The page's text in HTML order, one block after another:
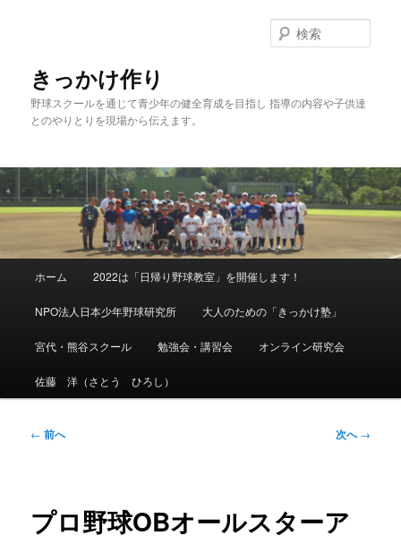
移
動
きっかけ作り
野球スクールを通じて青少年の健全育成を目指し 指導の内容や子供達
とのやりとりを現場から伝えます。
索
ホーム 2022は「日帰り野球教室」を開催します！
NPO法人日本少年野球研究所 大人のための「きっかけ塾」
宮代・熊谷スクール 勉強会・講習会 オンライン研究会
佐藤 洋（さとう ひろし）
投
ー
← 前へ 次へ→
プロ野球OBオールスターア